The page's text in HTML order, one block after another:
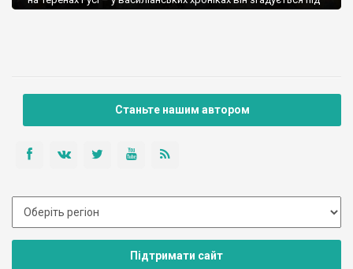
Стир проходила […]
Станьте нашим автором
Підтримати сайт